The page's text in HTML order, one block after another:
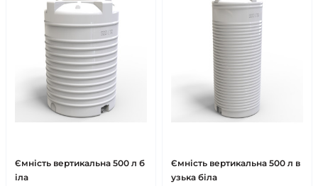
Ємність вертикальна 500 л б
іла
Ємність вертикальна 500 л в
узька біла